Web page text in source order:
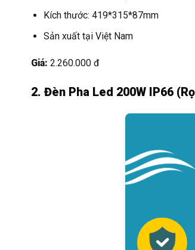
Kích thước: 419*315*87mm
Sản xuất tại Việt Nam
Giá: 2.260.000 đ
2. Đèn Pha Led 200W IP66